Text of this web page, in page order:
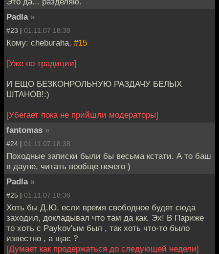
Padla »
#23 | 01.11.07 18:38
Кому: cheburaha, #15
[Уже по традиции]
И ЕЩО БЕЗКОНРОЛЬНУЮ РАЗДАЧУ БЕЛЫХ
ШТАНОВ!:)
[Убегает пока не прийшли модераторы]
fantomas »
#24 | 01.11.07 18:38
Походные записки были бы весьма кстати. А то баш
в дауне, читать вообще нечего )
Padla »
#25 | 01.11.07 18:38
Хоть бы Д.Ю. если время свободное будет сюда
заходил, докладывал что там да как. Эх! В Париже
то хоть с Paykov'ым был , так хоть что-то было
известно , а щас ?
[Думает как продержаться до следующей недели]